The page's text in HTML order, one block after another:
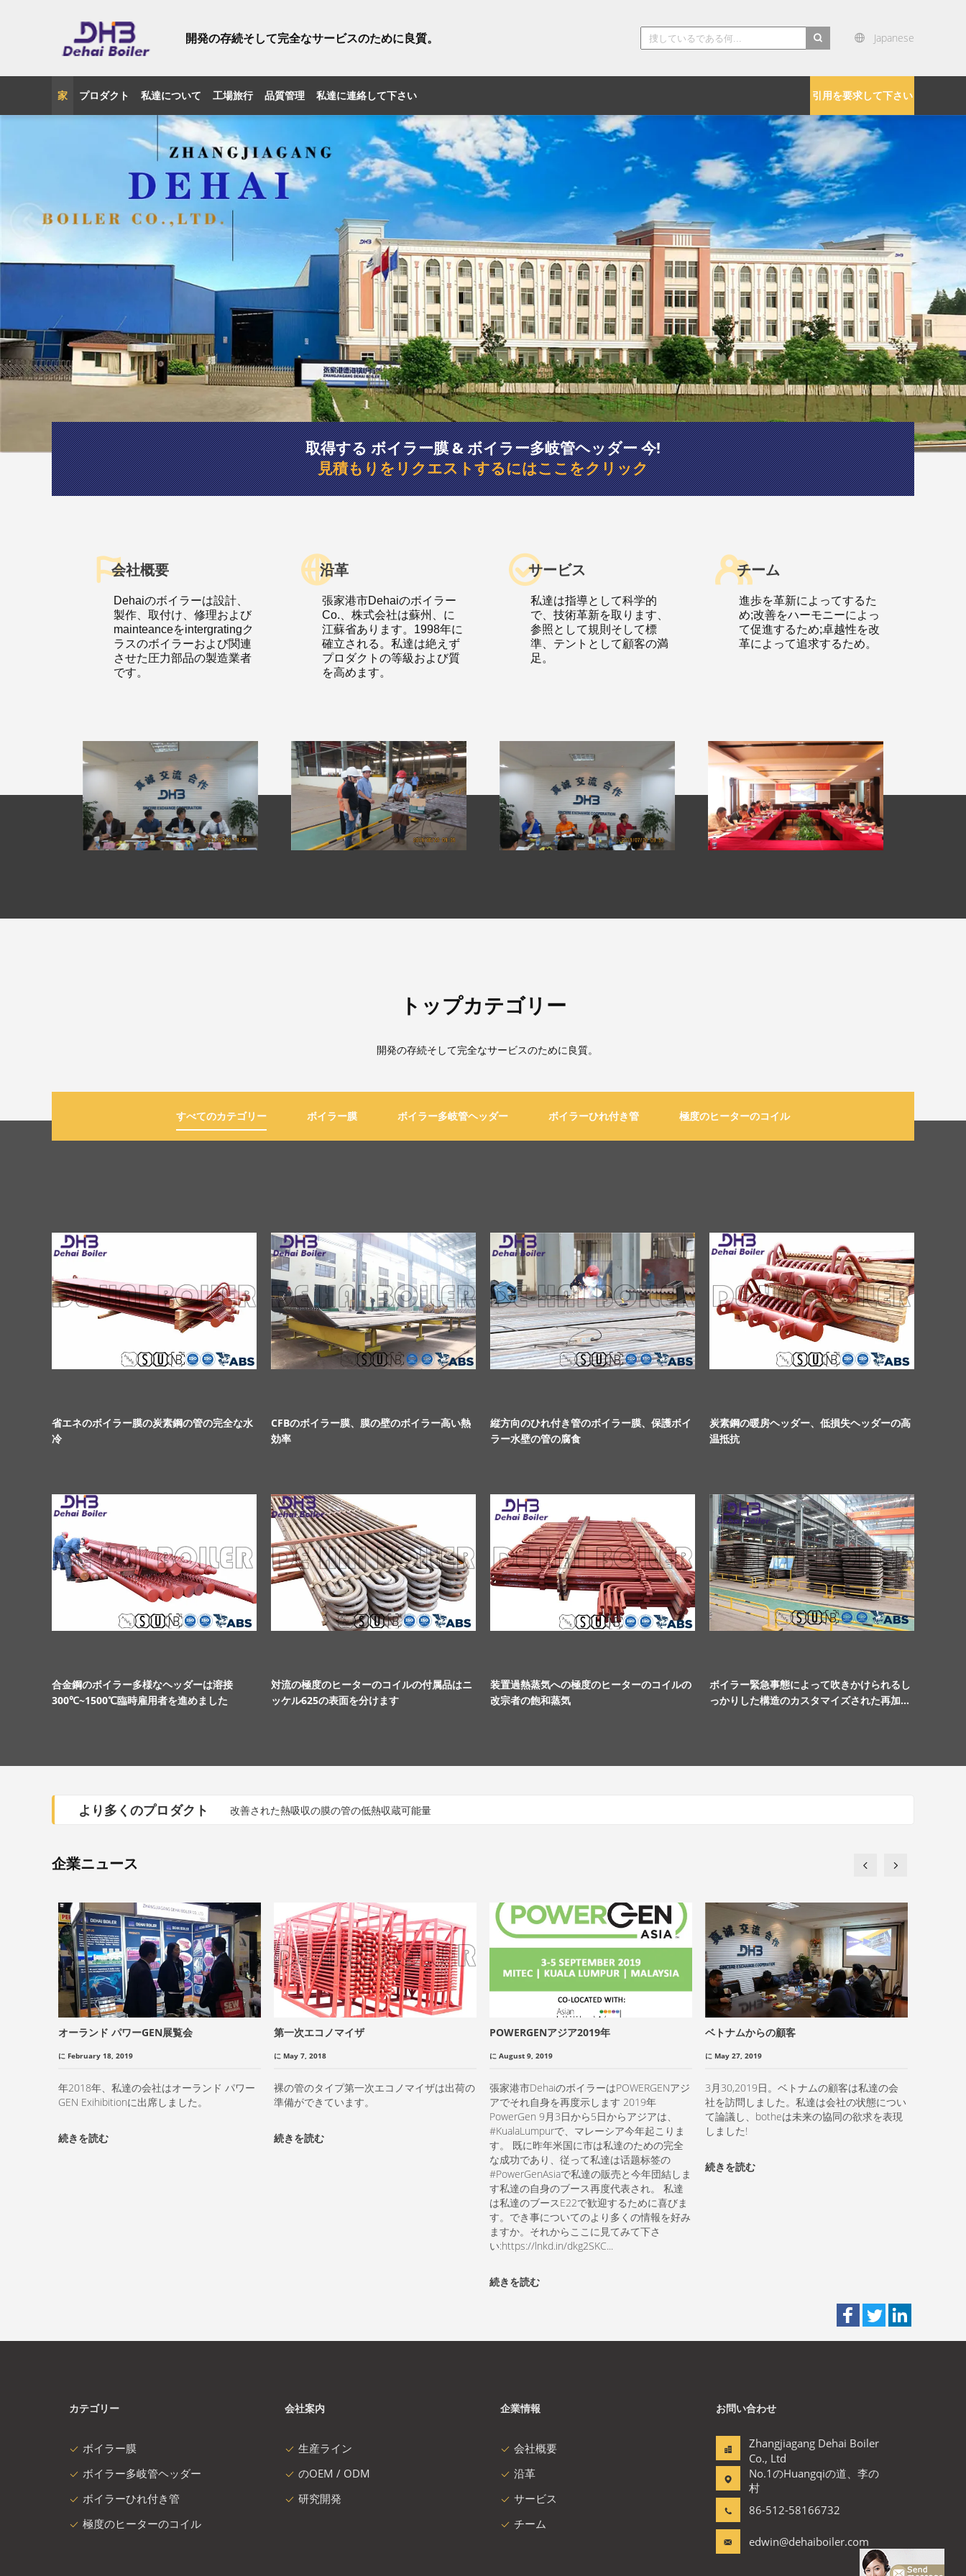
開発の存続そして完全なサービスのために良質。 Japanese
引用を要求して下さい
家 プロダクト 私達について 工場旅行 品質管理 私達に連絡して下さい
取得する ボイラー膜 & ボイラー多岐管ヘッダー 今!
見積もりをリクエストするにはここをクリック
会社概要
Dehaiのボイラーは設計、
製作、取付け、修理および
mainteanceをintergratingク
ラスのボイラーおよび関連
させた圧力部品の製造業者
です。
沿革
張家港市Dehaiのボイラー
Co.、株式会社は蘇州、に
江蘇省あります。1998年に
確立される。私達は絶えず
プロダクトの等級および質
を高めます。
サービス
私達は指導として科学的
で、技術革新を取ります、
参照として規則そして標
準、テントとして顧客の満
足。
チーム
進歩を革新によってするた
め;改善をハーモニーによっ
て促進するため;卓越性を改
革によって追求するため。
トップカテゴリー
開発の存続そして完全なサービスのために良質。
すべてのカテゴリー ボイラー膜 ボイラー多岐管ヘッダー ボイラーひれ付き管 極度のヒーターのコイル
省エネのボイラー膜の炭素鋼の管の完全な水
冷
CFBのボイラー膜、膜の壁のボイラー高い熱
効率
縦方向のひれ付き管のボイラー膜、保護ボイ
ラー水壁の管の腐食
炭素鋼の暖房ヘッダー、低損失ヘッダーの高
温抵抗
合金鋼のボイラー多様なヘッダーは溶接
300℃~1500℃臨時雇用者を進めました
対流の極度のヒーターのコイルの付属品はニ
ッケル625の表面を分けます
装置過熱蒸気への極度のヒーターのコイルの
改宗者の飽和蒸気
ボイラー緊急事態によって吹きかけられるし
っかりした構造のカスタマイズされた再加熱
より多くのプロダクト 改善された熱吸収の膜の管の低熱収蔵可能量
企業ニュース
オーランド パワーGEN展覧会
に February 18, 2019
年2018年、私達の会社はオーランド パワー
GEN Exihibitionに出席しました。
続きを読む
第一次エコノマイザ
に May 7, 2018
裸の管のタイプ第一次エコノマイザは出荷の
準備ができています。
続きを読む
POWERGENアジア2019年
に August 9, 2019
張家港市DehaiのボイラーはPOWERGENアジ
アでそれ自身を再度示します 2019年
PowerGen 9月3日から5日からアジアは、
#KualaLumpurで、マレーシア今年起こりま
す。 既に昨年米国に市は私達のための完全
な成功であり、従って私達は话题标签の
#PowerGenAsiaで私達の販売と今年団結しま
す私達の自身のブース再度代表され。 私達
は私達のブースE22で歓迎するために喜びま
す。でき事についてのより多くの情報を好み
ますか。それからここに見てみて下さ
い:https://lnkd.in/dkg2SKC...
続きを読む
ベトナムからの顧客
に May 27, 2019
3月30,2019日。ベトナムの顧客は私達の会
社を訪問しました。私達は会社の状態につい
て論議し、botheは未来の協同の欲求を表現
しました!
続きを読む
カテゴリー
ボイラー膜
ボイラー多岐管ヘッダー
ボイラーひれ付き管
極度のヒーターのコイル
会社案内
生産ライン
のOEM / ODM
研究開発
企業情報
会社概要
沿革
サービス
チーム
お問い合わせ
Zhangjiagang Dehai Boiler
Co., Ltd
No.1のHuangqiの道、李の
村
86-512-58166732
edwin@dehaiboiler.com